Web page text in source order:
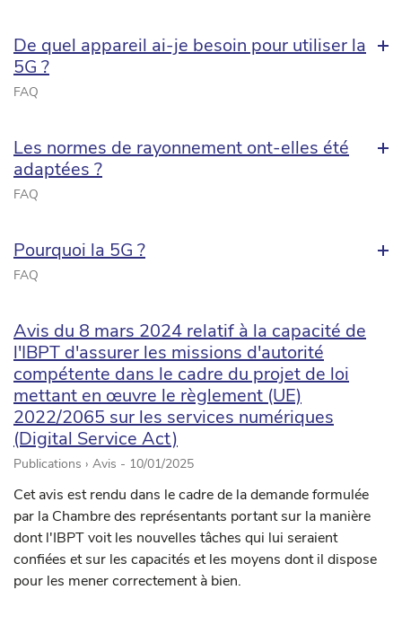
De quel appareil ai-je besoin pour utiliser la
5G ?
FAQ
Les normes de rayonnement ont-elles été
adaptées ?
FAQ
Pourquoi la 5G ?
FAQ
Avis du 8 mars 2024 relatif à la capacité de
l'IBPT d'assurer les missions d'autorité
compétente dans le cadre du projet de loi
mettant en œuvre le règlement (UE)
2022/2065 sur les services numériques
(Digital Service Act)
Publications › Avis - 10/01/2025
Cet avis est rendu dans le cadre de la demande formulée
par la Chambre des représentants portant sur la manière
dont l'IBPT voit les nouvelles tâches qui lui seraient
confiées et sur les capacités et les moyens dont il dispose
pour les mener correctement à bien.